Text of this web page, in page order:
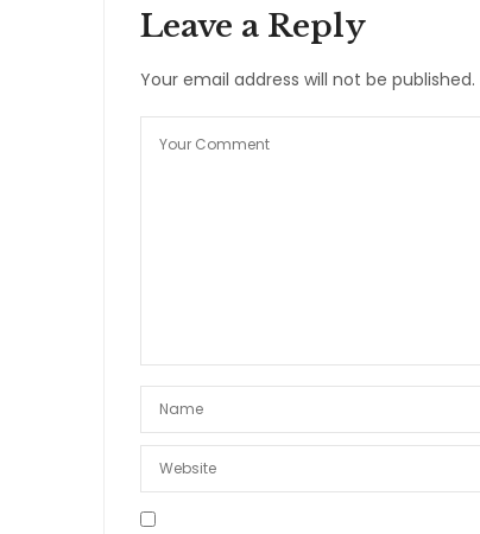
ANDREA GARCIA
21 DE MARZO DE 2017 A LAS 15:01
gracias betsy!!!! besos miles!
SEGUI LA MODA DICE:
Leave a Reply
Your email address will not be published.